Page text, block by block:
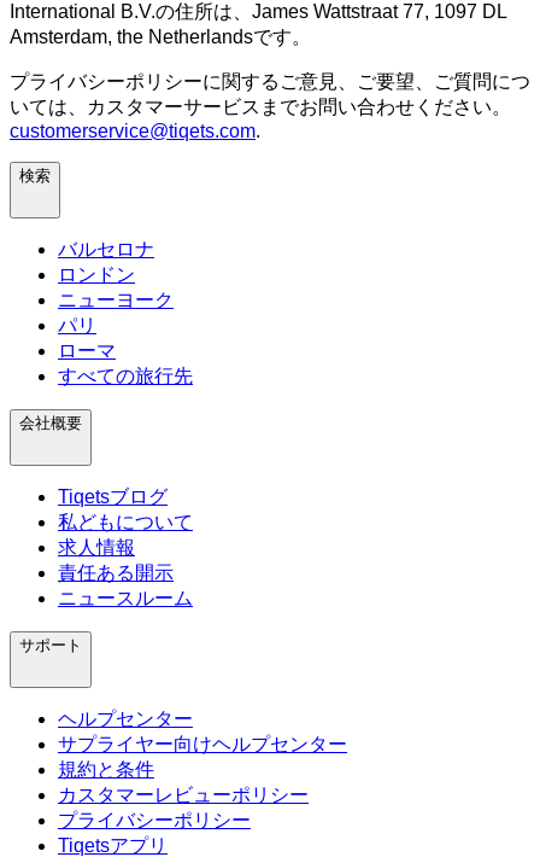
International B.V.の住所は、James Wattstraat 77, 1097 DL
Amsterdam, the Netherlandsです。
プライバシーポリシーに関するご意見、ご要望、ご質問につ
いては、カスタマーサービスまでお問い合わせください。
customerservice@tiqets.com.
検索
バルセロナ
ロンドン
ニューヨーク
パリ
ローマ
すべての旅行先
会社概要
Tiqetsブログ
私どもについて
求人情報
責任ある開示
ニュースルーム
サポート
ヘルプセンター
サプライヤー向けヘルプセンター
規約と条件
カスタマーレビューポリシー
プライバシーポリシー
Tiqetsアプリ